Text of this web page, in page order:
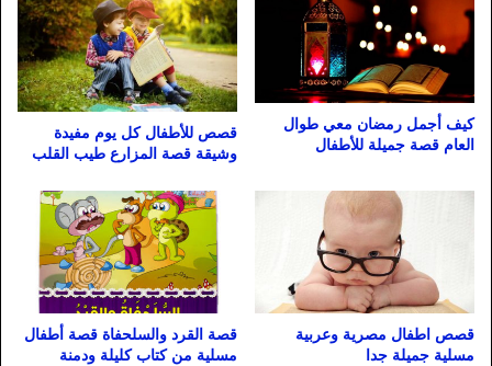
كيف أجمل رمضان معي طوال
العام قصة جميلة للأطفال
قصص للأطفال كل يوم مفيدة
وشيقة قصة المزارع طيب القلب
قصص اطفال مصرية وعربية
مسلية جميلة جدا
قصة القرد والسلحفاة قصة أطفال
مسلية من كتاب كليلة ودمنة